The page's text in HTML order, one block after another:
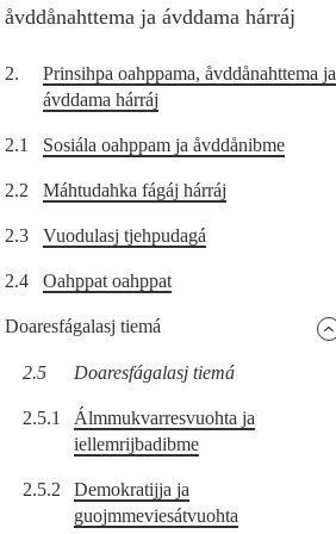
åvddånahttema ja ávddama hárráj
2.
Prinsihpa oahppama, åvddånahttema ja
ávddama hárráj
2.1 Sosiála oahppam ja åvddånibme
2.2 Máhtudahka fágáj hárráj
2.3 Vuodulasj tjehpudagá
2.4 Oahppat oahppat
Doaresfágalasj tiemá
2.5 Doaresfágalasj tiemá
2.5.1
Álmmukvarresvuohta ja
iellemrijbadibme
2.5.2
Demokratijja ja
guojmmeviesátvuohta